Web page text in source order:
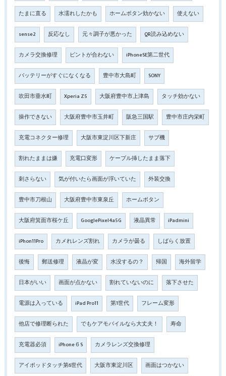
たまに直る 水濡れしたかも ホームボタン効かない 使えない
sense2 反応なし 元々調子が悪かった QR読み込めない
カメラ交換修理 ピントが合わない iPhoneSE第二世代
バッテリーがすぐになくなる 豊中市大島町 SONY
吹田市垂水町 Xperia Z5 大阪府豊中市上津島 タッチ効かない
操作できない 大阪府豊中市玉井町 阪急三国駅 豊中市庄内栄町
充電コネクター修理 大阪市東淀川区下新庄 サブ機
割れたままは嫌 充電口変形 ケーブル挿したまま落下
刺さらない 気が付いたら画面が浮いていた 外装交換
豊中市刀根山 大阪府豊中市東泉丘 ホームボタン
大阪府箕面市桜ケ丘 GooglePixel4a5G 液晶異常 iPadmini
iPhon11Pro カメれレンズ割れ カメラが曇る しばらく放置
後悔 郵送修理 液晶が変 水没するの？ 帰国 海外留学
日本がいい 画面が点かない 割れていないのに 落下させた
電源は入っている iPad Pro11 第1世代 フレーム変形
他店で修理断られた でもケアモバイルなら大丈夫！ 寿命
充電器必須 iPhone６S カメラレンズ交換修理
アイポッドタッチ第6世代 大阪市東淀川区 画面はつかない